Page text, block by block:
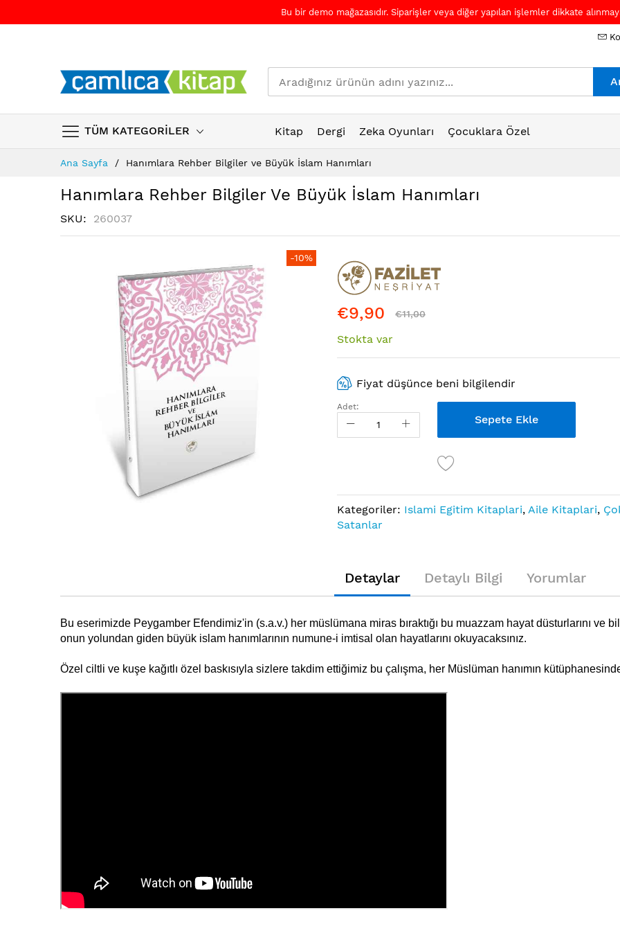
Bu bir demo mağazasıdır. Siparişler veya diğer yapılan işlemler dikkate
TÜM KATEGORİLER Kitap Dergi Zeka Oyunları
Çocuklara Özel
Ana Sayfa Hanımlara Rehber Bilgiler ve Büyük İslam Hanımları
Hanımlara Rehber Bilgiler Ve Büyük İslam Hanımları
SKU 260037
-10%
€9,90 €11,00
Stokta var
Fiyat düşünce beni bilgilendir
Adet:
Sepete Ekle
Kategoriler: Islami Egitim Kitaplari, Aile Kitaplari,
Satanlar
Detaylar
Bu eserimizde Peygamber Efendimiz'in (s.a.v.) her müslümana miras bıraktığı bu muazzam hayat düsturlarını ve
onun yolundan giden büyük islam hanımlarının numune-i imtisal olan hayatlarını okuyacaksınız.
Özel ciltli ve kuşe kağıtlı özel baskısıyla sizlere takdim ettiğimiz bu çalışma, her Müslüman hanımın
Detaylı Bilgi Yorumlar